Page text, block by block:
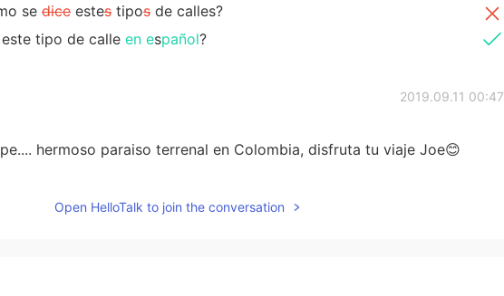
se dice estes tipos de calles?
este tipo de calle en español?
2019.09.11 00:47
hermoso paraiso terrenal en Colombia, disfruta tu viaje Joe😊
Open HelloTalk to join the conversation